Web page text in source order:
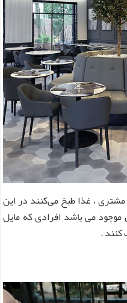
، غذا طبخ می‌کنند در این
موجود می باشد افرادی که مایل
.